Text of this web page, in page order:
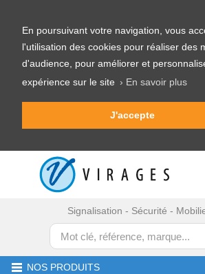
En poursuivant votre navigation, vous
l'utilisation des cookies pour réaliser des
d'audience, pour améliorer et
expérience sur le site › En savoir plus
J'accepte
Signalisation - Sécurité -
NOS PRODUITS